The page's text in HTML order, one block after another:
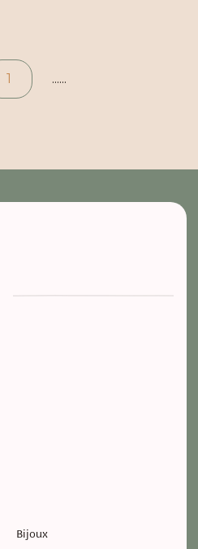
1 ......
Bijoux